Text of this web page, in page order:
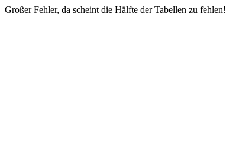
Großer Fehler, da scheint die Hälfte der Tabellen zu fehlen!